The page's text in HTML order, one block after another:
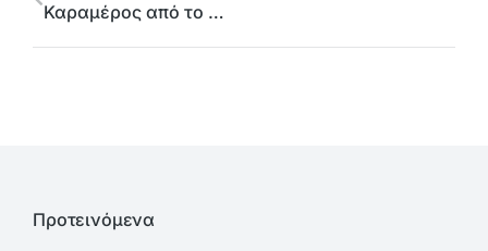
Καραμέρος από το Delphi Forum: Δομικά απαιτητική η επόμενη μέρα μετά τη ΝΔ
Προτεινόμενα